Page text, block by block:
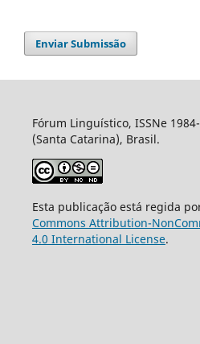
Enviar Submissão
Fórum Linguístico, ISSNe
(Santa Catarina), Brasil.
Esta publicação está regida
Commons Attribution-
4.0 International License.